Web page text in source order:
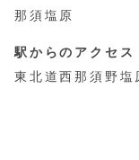
那須塩原
駅からのアクセス
東北道西那須野